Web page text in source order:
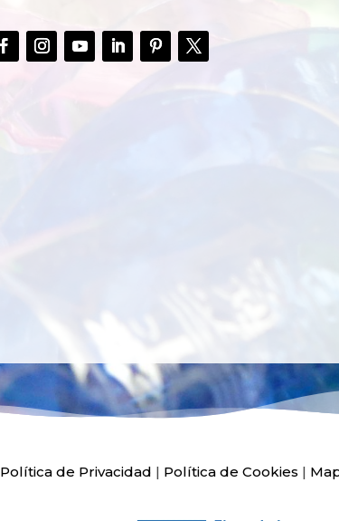
RECICLADO EN
Política de Privacidad | Política de Cookies |